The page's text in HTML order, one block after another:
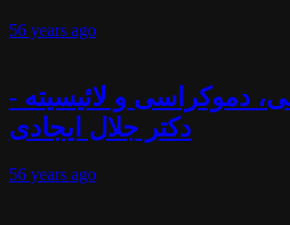
56 years ago
دموکراسی و لائیسیته -
دکتر جلال ایجادی
56 years ago